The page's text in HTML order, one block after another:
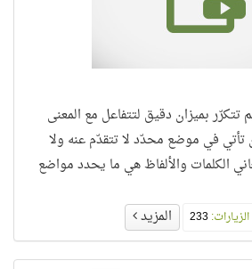
تتكرّر بميزان دقيق لتتفاعل مع المعنى
تأتي في موضع محدّد لا تتقدّم عنه ولا
الكلمات والألفاظ هي ما يحدد مواضع
المزيد